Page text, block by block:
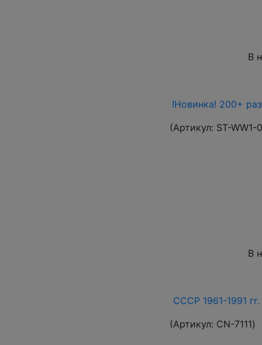
В
!Новинка! 200+
(Артикул: ST-
В
СССР 1961-1991
(Артикул: СN-7111)